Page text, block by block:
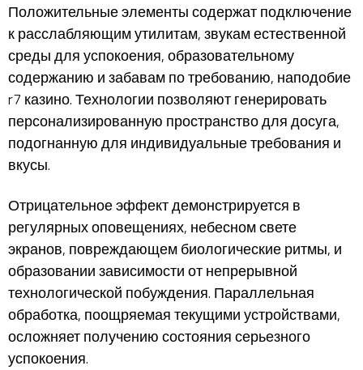
Положительные элементы содержат подключение
к расслабляющим утилитам, звукам естественной
среды для успокоения, образовательному
содержанию и забавам по требованию, наподобие
r7 казино. Технологии позволяют генерировать
персонализированную пространство для досуга,
подогнанную для индивидуальные требования и
вкусы.
Отрицательное эффект демонстрируется в
регулярных оповещениях, небесном свете
экранов, повреждающем биологические ритмы, и
образовании зависимости от непрерывной
технологической побуждения. Параллельная
обработка, поощряемая текущими устройствами,
осложняет получению состояния серьезного
успокоения.